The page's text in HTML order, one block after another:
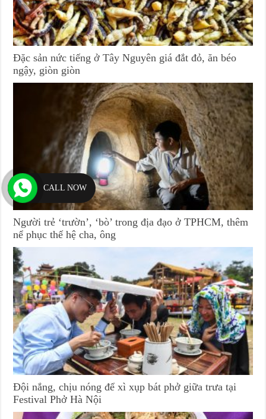
Đặc sản nức tiếng ở Tây Nguyên giá đắt đỏ, ăn béo
ngậy, giòn giòn
Người trẻ ‘trườn’, ‘bò’ trong địa đạo ở TPHCM, thêm
nể phục thế hệ cha, ông
Đội nắng, chịu nóng để xì xụp bát phở giữa trưa tại
Festival Phở Hà Nội
CALL NOW